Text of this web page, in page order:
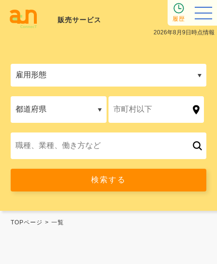
販売サービス
2026年8月9日時点情報
履歴
TOPページ 一覧